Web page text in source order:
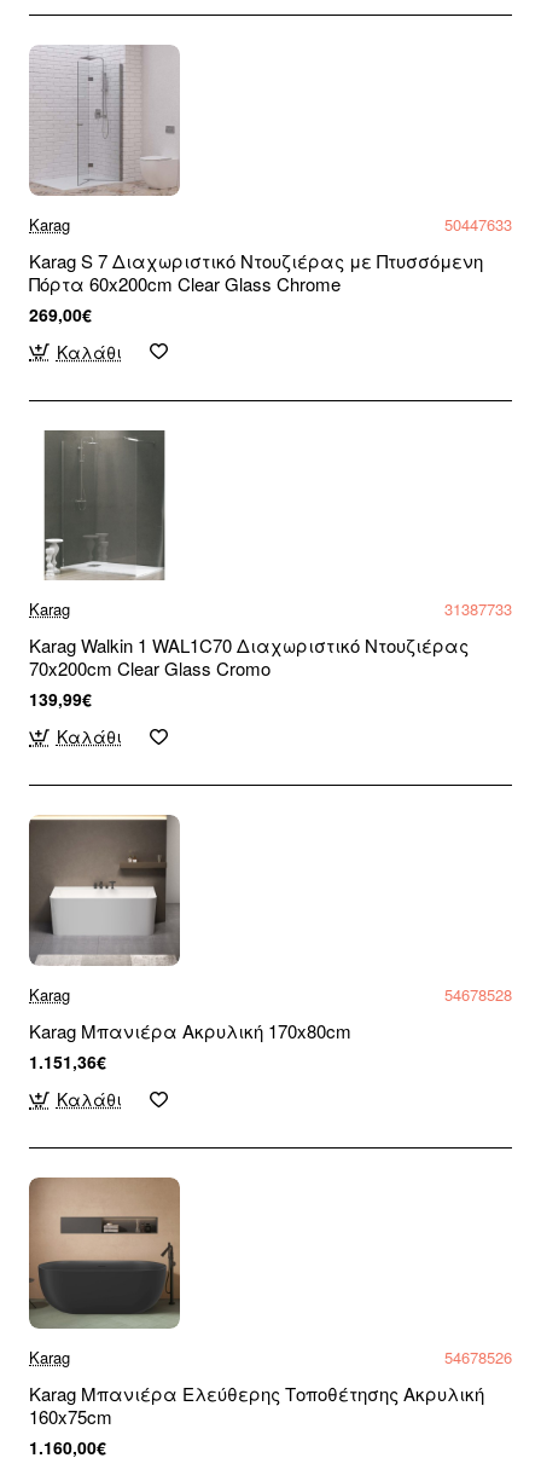
Karag 50447633
Karag S 7 Διαχωριστικό Ντουζιέρας με Πτυσσόμενη
Πόρτα 60x200cm Clear Glass Chrome
269,00€
Καλάθι
Karag 31387733
Karag Walkin 1 WAL1C70 Διαχωριστικό Ντουζιέρας
70x200cm Clear Glass Cromo
139,99€
Καλάθι
Karag 54678528
Karag Μπανιέρα Ακρυλική 170x80cm
1.151,36€
Καλάθι
Karag 54678526
Karag Μπανιέρα Ελεύθερης Τοποθέτησης Ακρυλική
160x75cm
1.160,00€